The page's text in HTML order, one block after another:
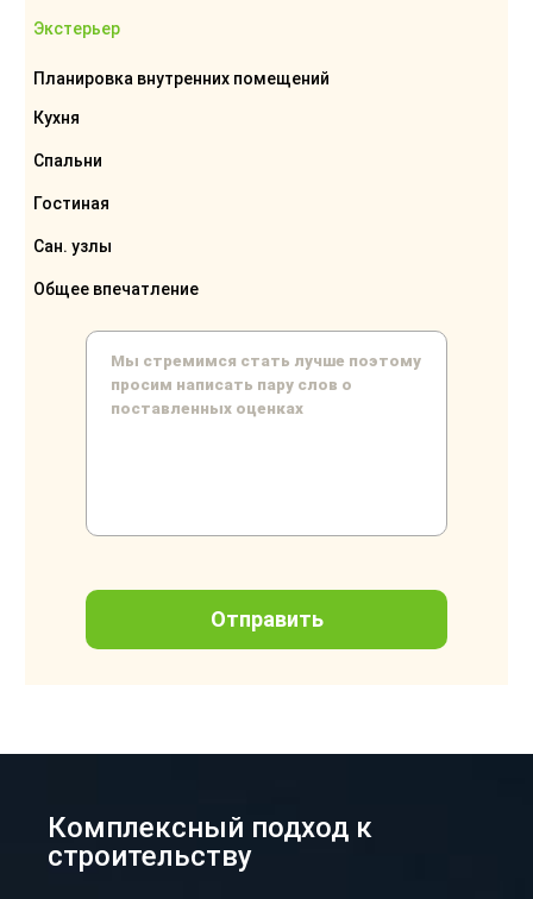
Экстерьер
Планировка внутренних помещений
Кухня
Спальни
Гостиная
Сан. узлы
Общее впечатление
Комплексный подход к
строительству